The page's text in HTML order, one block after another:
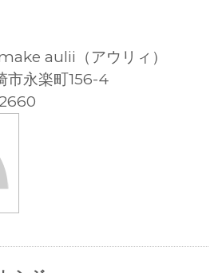
aulii（アウリィ）
市永楽町156-4